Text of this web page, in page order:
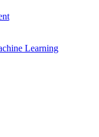
Learning